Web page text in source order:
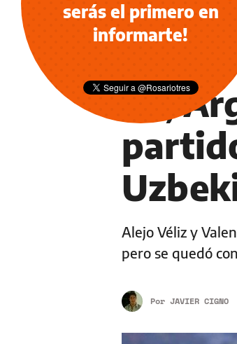
DEPORTES
En el
20,
Alejo Véliz y
pero se quedó
Por JAVIER CIGNO
serás el primero en
informarte!